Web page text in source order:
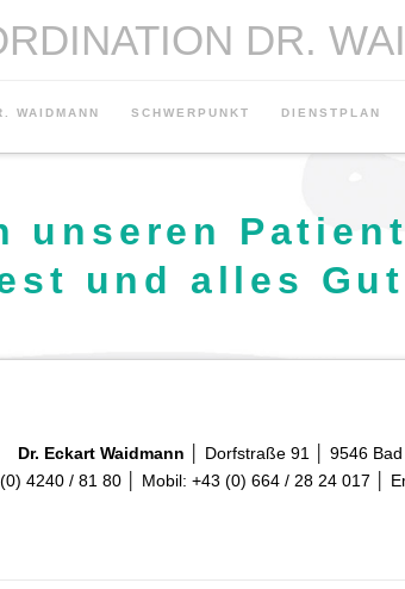
DR.
WAIDMANN SCHWERPUNKT DIENSTPLAN
unseren
und alles
Dr. Eckart Waidmann │ Dorfstraße 91 │ 9546
4240 / 81 80 │ Mobil: +43 (0) 664 / 28 24 017 │